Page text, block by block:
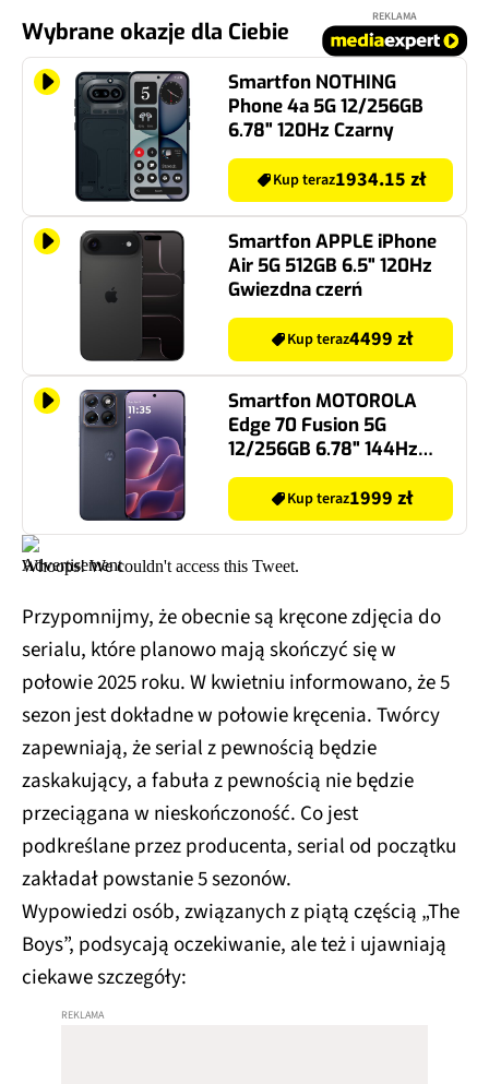
Wybrane okazje dla Ciebie
REKLAMA
Smartfon NOTHING
Phone 4a 5G 12/256GB
6.78" 120Hz Czarny
Kup teraz1934.15 zł
Smartfon APPLE iPhone
Air 5G 512GB 6.5" 120Hz
Gwiezdna czerń
Kup teraz4499 zł
Smartfon MOTOROLA
Edge 70 Fusion 5G
12/256GB 6.78" 144Hz
Granatowo-szary
Kup teraz1999 zł
Whoops! We couldn't access this Tweet.
Przypomnijmy, że obecnie są kręcone zdjęcia do
serialu, które planowo mają skończyć się w
połowie 2025 roku. W kwietniu informowano, że 5
sezon jest dokładne w połowie kręcenia. Twórcy
zapewniają, że serial z pewnością będzie
zaskakujący, a fabuła z pewnością nie będzie
przeciągana w nieskończoność. Co jest
podkreślane przez producenta, serial od początku
zakładał powstanie 5 sezonów.
Wypowiedzi osób, związanych z piątą częścią „The
Boys”, podsycają oczekiwanie, ale też i ujawniają
ciekawe szczegóły: